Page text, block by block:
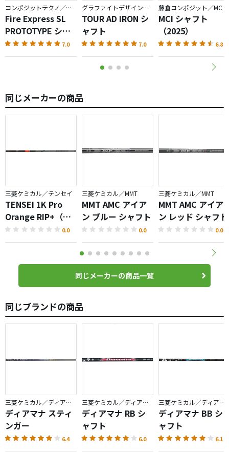
コンポジットテクノ／ファイアーエクスプレス
Fire Express SL
PROTOTYPE シャ
フト
7.0
グラファイトデザイン／TOUR AD
TOUR AD IRON シ
ャフト
7.0
藤倉コンポジット／MC
MCI シャフト
（2025）
6.8
同じメーカーの商品
三菱ケミカル／テンセイ
TENSEI 1K Pro
Orange RIP+（テ
ンセイプロオレン
ジ）シャフト
0.0
三菱ケミカル／MMT
MMT AMC アイア
ン ブルー シャフト
0.0
三菱ケミカル／MMT
MMT AMC アイア
ン レッド シャフト
0.0
同じメーカーの商品一覧
同じブランドの商品
三菱ケミカル／ディアマナ
ディアマナ スティ
ンガー
6.4
三菱ケミカル／ディアマナ
ディアマナ RB シ
ャフト
6.0
三菱ケミカル／ディアマナ
ディアマナ BB シ
ャフト
6.1